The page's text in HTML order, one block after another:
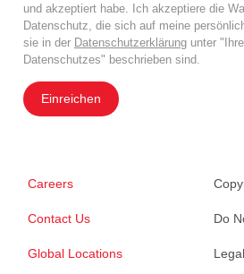
und akzeptiert habe. Ich akzeptiere die
Datenschutz, die sich auf meine
sie in der Datenschutzerklärung unter
Datenschutzes" beschrieben sind.
Einreichen
Careers
Contact Us
Global Locations
Do
Legal